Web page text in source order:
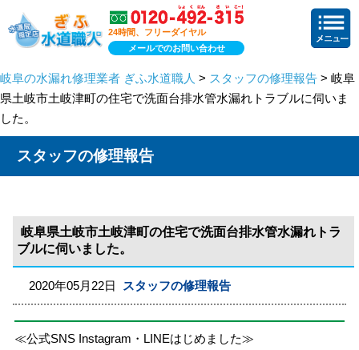
24時間、フリーダイヤル
メールでのお問い合わせ
岐阜の水漏れ修理業者 ぎふ水道職人 > スタッフの修理報告 > 岐阜
県土岐市土岐津町の住宅で洗面台排水管水漏れトラブルに伺いま
した。
スタッフの修理報告
岐阜県土岐市土岐津町の住宅で洗面台排水管水漏れトラ
ブルに伺いました。
2020年05月22日 スタッフの修理報告
≪公式SNS Instagram・LINEはじめました≫